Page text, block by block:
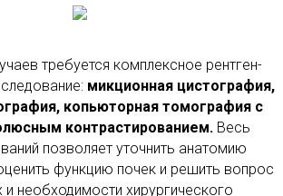
требуется комплексное рентген-
микционная цистография,
копьюторная томография с
контрастированием. Весь
позволяет уточнить анатомию
функцию почек и решить вопрос
необходимости хирургического